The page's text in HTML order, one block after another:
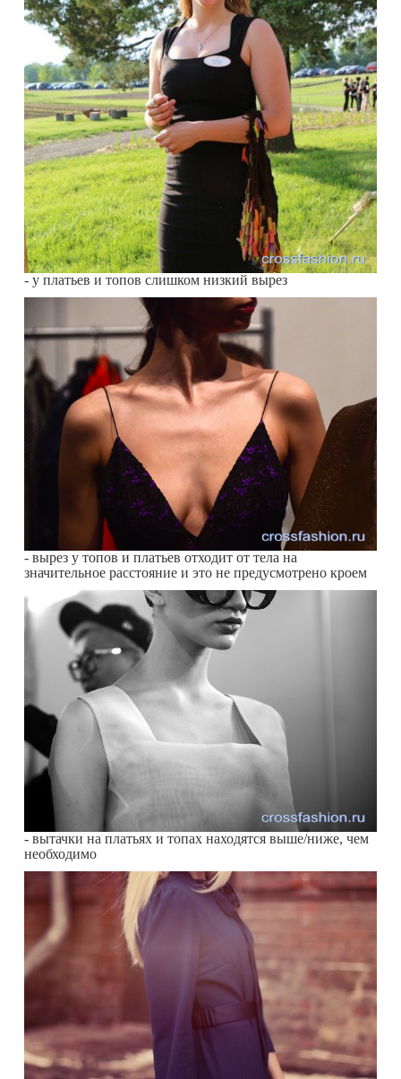
- у платьев и топов слишком низкий вырез
- вырез у топов и платьев отходит от тела на
значительное расстояние и это не предусмотрено кроем
- вытачки на платьях и топах находятся выше/ниже, чем
необходимо